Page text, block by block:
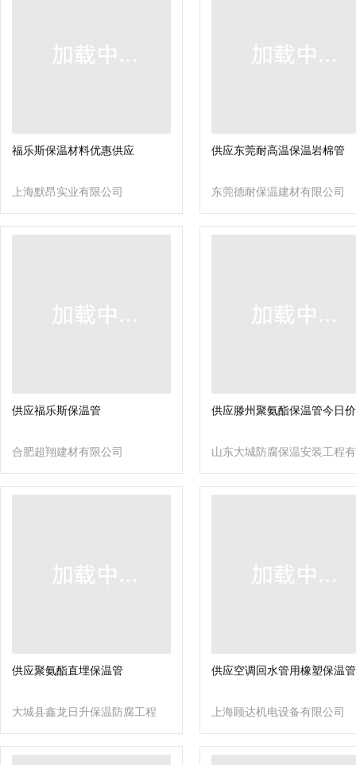
福乐斯保温材料优惠供应
上海默昂实业有限公司
供应东莞耐高温保温岩棉管
东莞德耐保温建材有限公司
供应福乐斯保温管
合肥超翔建材有限公司
供应滕州聚氨酯保温管今日
山东大城防腐保温安装工程有
限公司
供应聚氨酯直埋保温管
大城县鑫龙日升保温防腐工程
有限公司
供应空调回水管用橡塑保温管
上海顾达机电设备有限公司